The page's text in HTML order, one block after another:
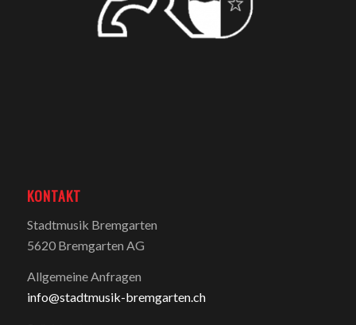
KONTAKT
Stadtmusik Bremgarten
5620 Bremgarten AG
Allgemeine Anfragen
info@stadtmusik-bremgarten.ch